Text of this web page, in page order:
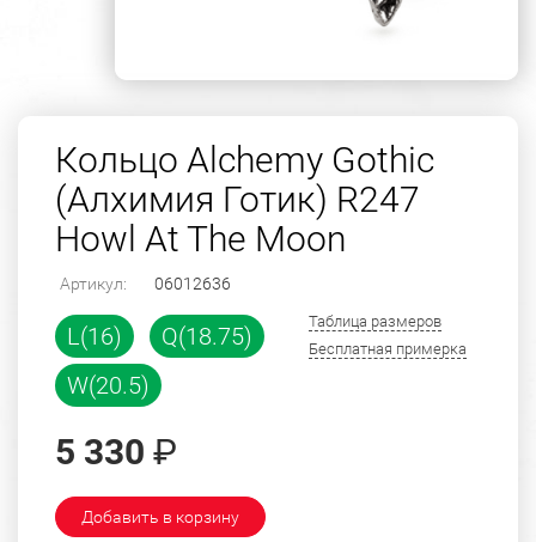
Кольцо Alchemy Gothic
(Алхимия Готик) R247
Howl At The Moon
Артикул: 06012636
L(16)
Q(18.75)
W(20.5)
Таблица размеров
Бесплатная примерка
5 330 ₽
Добавить в корзину